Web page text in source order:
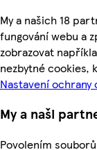
My a našich 18
fungování webu a
zobrazovat
nezbytné cookies,
Nastavení ochrany
My a naši
Povolením